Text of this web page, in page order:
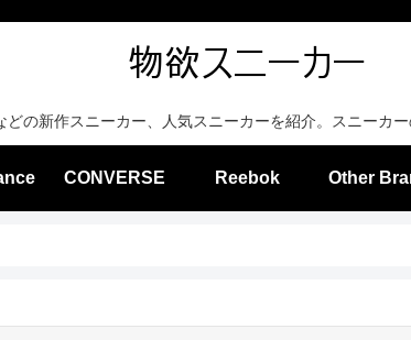
の新作スニーカー、人気スニーカーを紹介。スニーカ
CONVERSE Reebok Other